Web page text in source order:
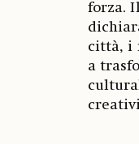
forza.
città, i
a